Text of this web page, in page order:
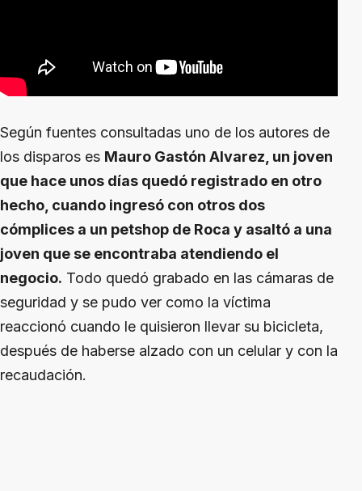
Según fuentes consultadas uno de los autores de
los disparos es Mauro Gastón Alvarez, un joven
que hace unos días quedó registrado en otro
hecho, cuando ingresó con otros dos
cómplices a un petshop de Roca y asaltó a una
joven que se encontraba atendiendo el
negocio. Todo quedó grabado en las cámaras de
seguridad y se pudo ver como la víctima
reaccionó cuando le quisieron llevar su bicicleta,
después de haberse alzado con un celular y con la
recaudación.